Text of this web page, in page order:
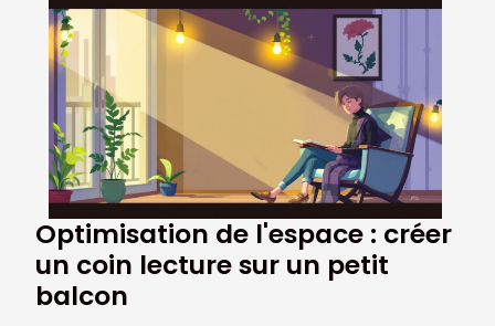
Optimisation de l'espace : créer
un coin lecture sur un petit
balcon